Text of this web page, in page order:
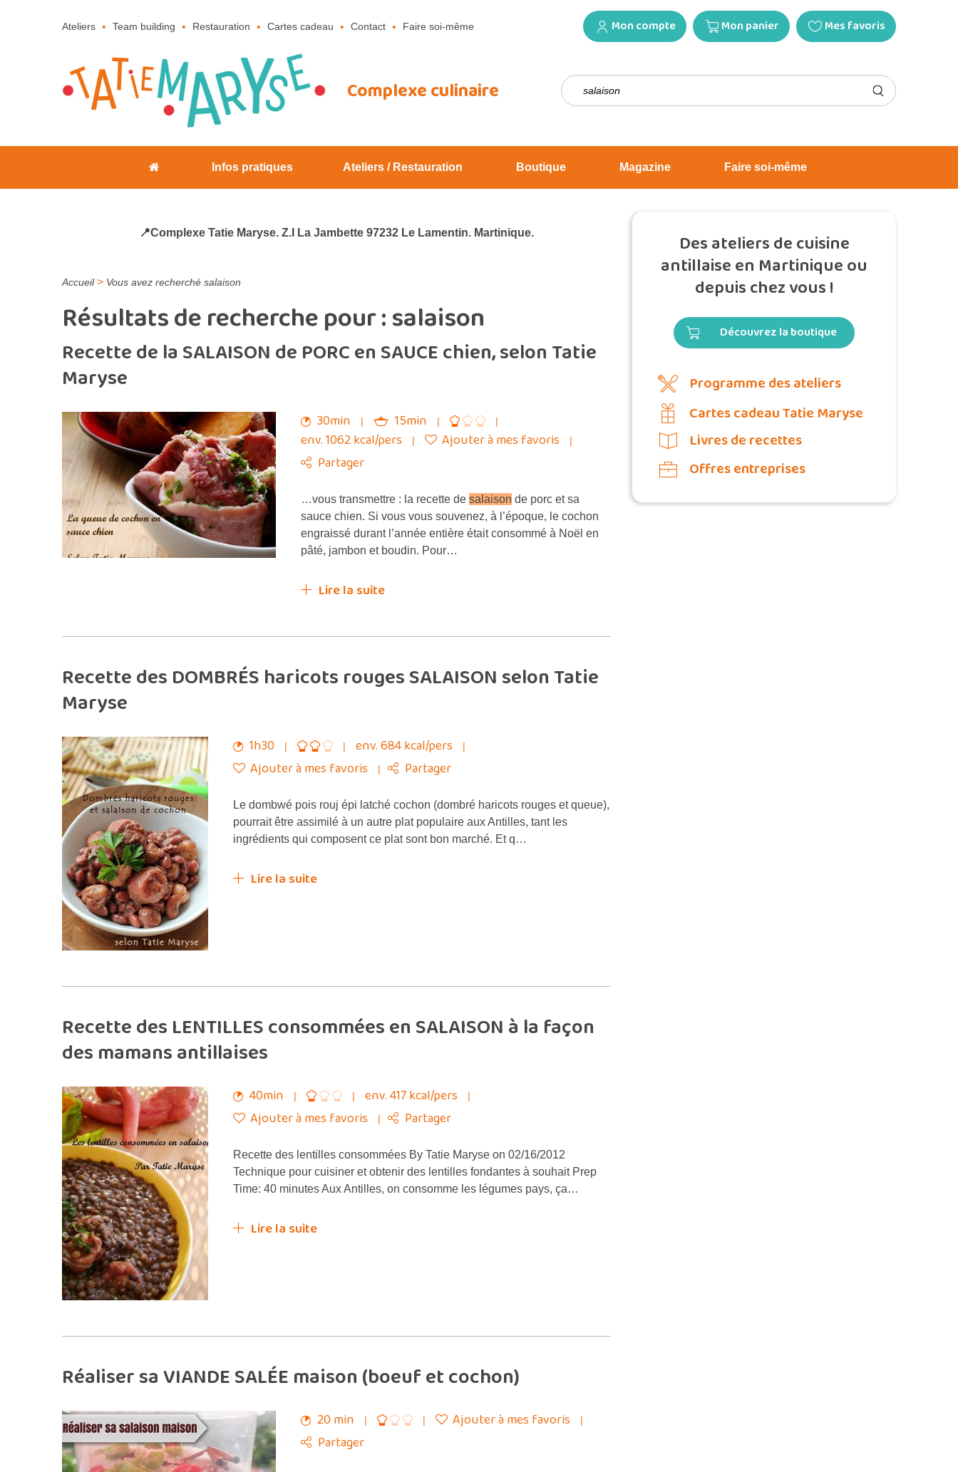
Ateliers Team building Restauration Cartes cadeau Contact Faire soi-même Mon compte Mon panier Mes favoris
Complexe culinaire Rechercher :
Infos pratiques Ateliers / Restauration Boutique Magazine Faire soi-même
📍Complexe Tatie Maryse. Z.I La Jambette 97232 Le Lamentin. Martinique.
Accueil> Vous avez recherché salaison
Résultats de recherche pour :salaison
Recette de la SALAISON de PORC en SAUCE chien, selon Tatie
Maryse
30min
15min
env. 1062 kcal/pers
Ajouter à mes favoris
Partager
…vous transmettre : la recette de salaison de porc et sa
sauce chien. Si vous vous souvenez, à l’époque, le cochon
engraissé durant l’année entière était consommé à Noël en
pâté, jambon et boudin. Pour…
Lire la suite
Recette des DOMBRÉS haricots rouges SALAISON selon Tatie
Maryse
1h30
env. 684 kcal/pers
Ajouter à mes favoris
Partager
Le dombwé pois rouj épi latché cochon (dombré haricots rouges et queue),
pourrait être assimilé à un autre plat populaire aux Antilles, tant les
ingrédients qui composent ce plat sont bon marché. Et q…
Lire la suite
Recette des LENTILLES consommées en SALAISON à la façon
des mamans antillaises
40min
env. 417 kcal/pers
Ajouter à mes favoris
Partager
Recette des lentilles consommées By Tatie Maryse on 02/16/2012
Technique pour cuisiner et obtenir des lentilles fondantes à souhait Prep
Time: 40 minutes Aux Antilles, on consomme les légumes pays, ça…
Lire la suite
Réaliser sa VIANDE SALÉE maison (boeuf et cochon)
20 min
Ajouter à mes favoris
Partager
Des ateliers de cuisine
antillaise en Martinique ou
depuis chez vous !
Découvrez la boutique
Programme des ateliers
Cartes cadeau Tatie Maryse
Livres de recettes
Offres entreprises